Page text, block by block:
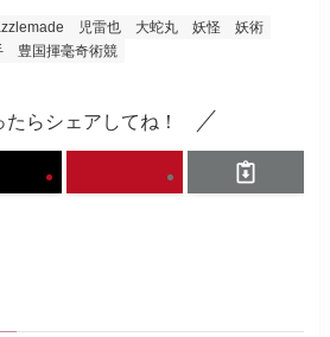
児雷也 大蛇丸 妖怪
妖術
豊国揮毫奇術競
たらシェアしてね！